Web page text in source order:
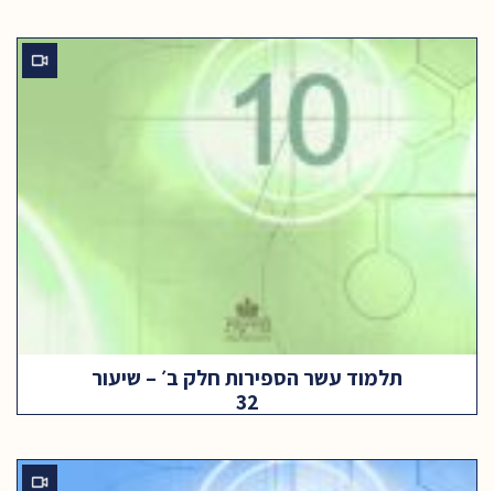
תלמוד עשר הספירות חלק ב׳ – שיעור
32